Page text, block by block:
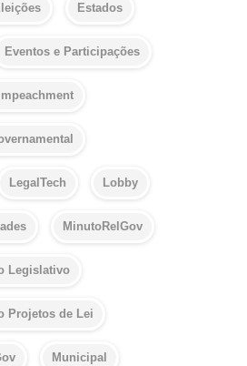
Estados
Eventos e Participações
Impeachment
LegalTech Lobby
MinutoRelGov
Legislativo
Projetos de Lei
Municipal